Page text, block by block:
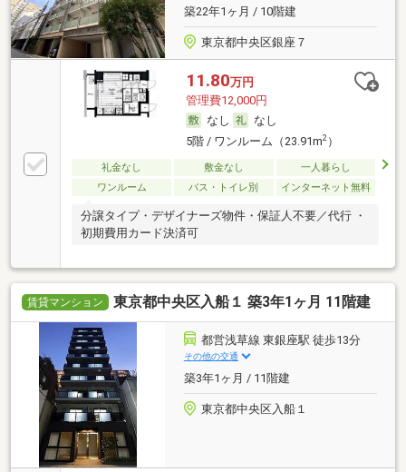
築22年1ヶ月 / 10階建
東京都中央区銀座７
11.80万円
管理費12,000円
なし
なし
5階 / ワンルーム（23.91m2）
礼金なし 敷金なし
一人暮らし
ワンルーム
バス・トイレ別 インターネット無料
分譲タイプ・デザイナーズ物件・保証人不要／代行 ・
初期費用カード決済可
賃貸マンション 東京都中央区入船１ 築3年1ヶ月 11階建
都営浅草線 東銀座駅 徒歩13分
その他の交通
築3年1ヶ月 / 11階建
東京都中央区入船１